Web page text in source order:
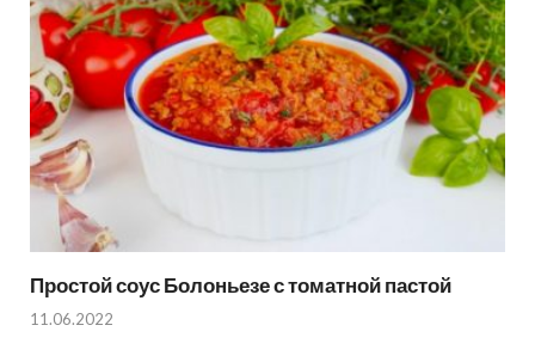
Простой соус Болоньезе с томатной пастой
11.06.2022